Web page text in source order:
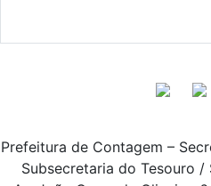
Prefeitura de Contagem –
Subsecretaria do Tesouro /